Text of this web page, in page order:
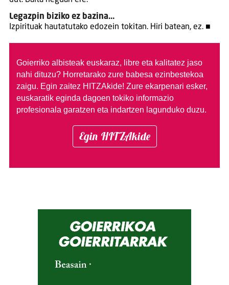
Legazpin biziko ez bazina…
Izpirituak hautatutako edozein tokitan. Hiri batean, ez. ■
Goierriko albisteak euskaraz, libre eta kalitatez jaso
nahi dituzu? Horretarako zure babesa ezinbestekoa
zaigu. Egin zaitez HITZAkide! Zure ekarpenari esker,
euskaratik eginda dagoen tokiko informazio
profesionala garatzen eta indartzen lagunduko duzu.
Egin HITZAkide